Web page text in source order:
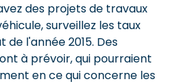
des projets de travaux
surveillez les taux
de l'année 2015. Des
à prévoir, qui pourraient
en ce qui concerne les